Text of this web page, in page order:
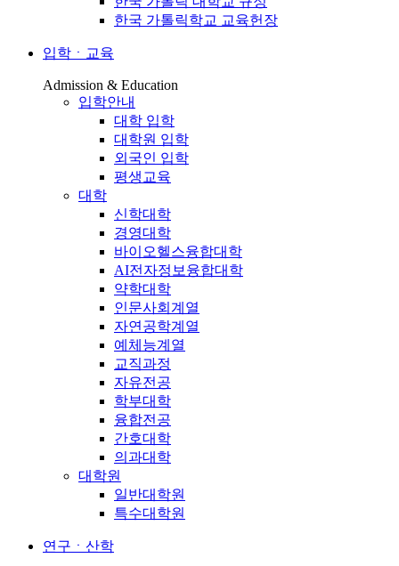
한국 가톨릭학교 교육헌장
입학ㆍ교육
Admission & Education
입학안내
대학 입학
대학원 입학
외국인 입학
평생교육
대학
신학대학
경영대학
바이오헬스융합대학
AI전자정보융합대학
약학대학
인문사회계열
자연공학계열
예체능계열
교직과정
자유전공
학부대학
융합전공
간호대학
의과대학
대학원
일반대학원
특수대학원
연구ㆍ산학